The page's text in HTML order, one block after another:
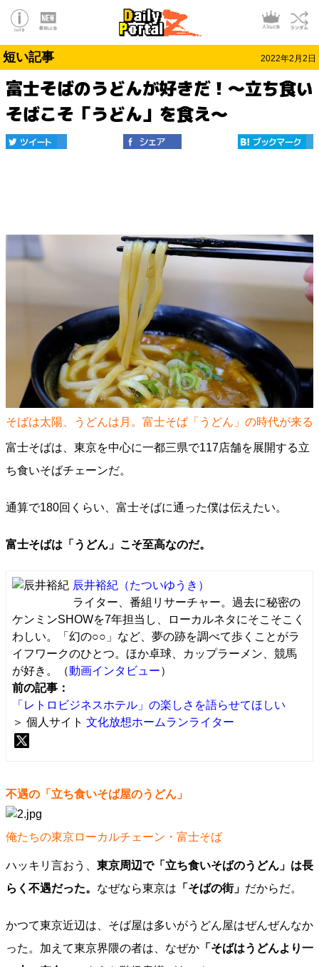
短い記事 2022年2月2日
富士そばのうどんが好きだ！～立ち食い
そばこそ「うどん」を食え～
そばは太陽、うどんは月。富士そば「うどん」の時代が来る
富士そばは、東京を中心に一都三県で117店舗を展開する立
ち食いそばチェーンだ。
通算で180回くらい、富士そばに通った僕は伝えたい。
富士そばは「うどん」こそ至高なのだ。
辰井裕紀 （たついゆうき）
ライター、番組リサーチャー。過去に秘密の
ケンミンSHOWを7年担当し、ローカルネタにそこそこく
わしい。「幻の○○」など、夢の跡を調べて歩くことがラ
イフワークのひとつ。ほか卓球、カップラーメン、競馬
が好き。（動画インタビュー）
前の記事：
「レトロビジネスホテル」の楽しさを語らせてほしい
＞ 個人サイト 文化放想ホームランライター
不遇の「立ち食いそば屋のうどん」
俺たちの東京ローカルチェーン・富士そば
ハッキリ言おう、 東京周辺で「立ち食いそばのうどん」は長
らく不遇だった。 なぜなら東京は 「そばの街」 だからだ。
かつて東京近辺は、そば屋は多いがうどん屋はぜんぜんなか
った。加えて東京界隈の者は、なぜか 「そばはうどんより一